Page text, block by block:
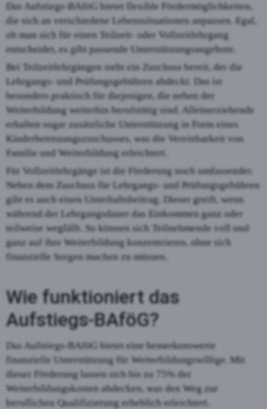
Das Aufstiegs-BAföG bietet flexible Fördermöglichkeiten,
die sich an verschiedene Lebenssituationen anpassen. Egal,
ob man sich für einen Teilzeit- oder Vollzeitlehrgang
entscheidet, es gibt passende Unterstützungsangebote.
Bei Teilzeitlehrgängen steht ein Zuschuss bereit, der die
Lehrgangs- und Prüfungsgebühren abdeckt. Das ist
besonders praktisch für diejenigen, die neben der
Weiterbildung weiterhin berufstätig sind. Alleinerziehende
erhalten sogar zusätzliche Unterstützung in Form eines
Kinderbetreuungszuschusses, was die Vereinbarkeit von
Familie und Weiterbildung erleichtert.
Für Vollzeitlehrgänge ist die Förderung noch umfassender.
Neben dem Zuschuss für Lehrgangs- und Prüfungsgebühren
gibt es auch einen Unterhaltsbeitrag. Dieser greift, wenn
während der Lehrgangsdauer das Einkommen ganz oder
teilweise wegfällt. So können sich Teilnehmende voll und
ganz auf ihre Weiterbildung konzentrieren, ohne sich
finanzielle Sorgen machen zu müssen.
Wie funktioniert das
Aufstiegs-BAföG?
Das Aufstiegs-BAföG bietet eine bemerkenswerte
finanzielle Unterstützung für Weiterbildungswillige. Mit
dieser Förderung lassen sich bis zu 75% der
Weiterbildungskosten abdecken, was den Weg zur
beruflichen Qualifizierung erheblich erleichtert.